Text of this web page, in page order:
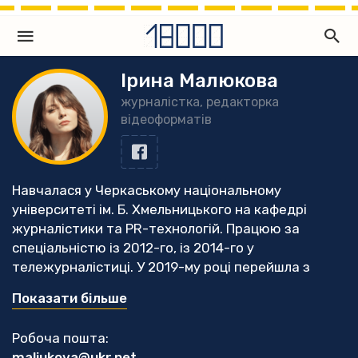
Ірина Малюкова
журналістка, редакторка
відеоформатів
Навчалася у Черкаському національному
університеті ім. Б. Хмельницького на кафедрі
журналістики та PR-технологій. Працюю за
спеціальністю із 2012-го, із 2014-го у
тележурналістиці. У 2019-му році перейшла з
регіонального телеканалу - у незалежне медіа
Відтоді пройшла низку тренінгів і курс
Показати більше
Робоча пошта: